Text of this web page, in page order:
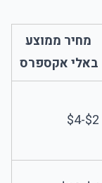
מחיר ממוצע
באלי אקספרס
$2-$4